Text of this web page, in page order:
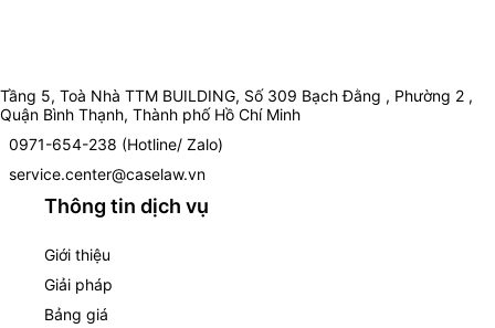
Tầng 5, Toà Nhà TTM BUILDING, Số 309 Bạch Đằng , Phường 2 ,
Quận Bình Thạnh, Thành phố Hồ Chí Minh
0971-654-238 (Hotline/ Zalo)
service.center@caselaw.vn
Thông tin dịch vụ
Giới thiệu
Giải pháp
Bảng giá